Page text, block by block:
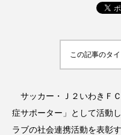
この記事のタ
サッカー・Ｊ２いわきＦ
症サポーター」として活動
ラブの社会連携活動を表彰